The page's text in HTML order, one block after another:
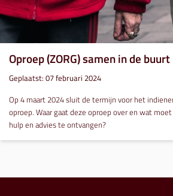
Oproep (ZORG) samen in de buurt
Geplaatst: 07 februari 2024
Op 4 maart 2024 sluit de termijn voor het
oproep. Waar gaat deze oproep over en wat
hulp en advies te ontvangen?